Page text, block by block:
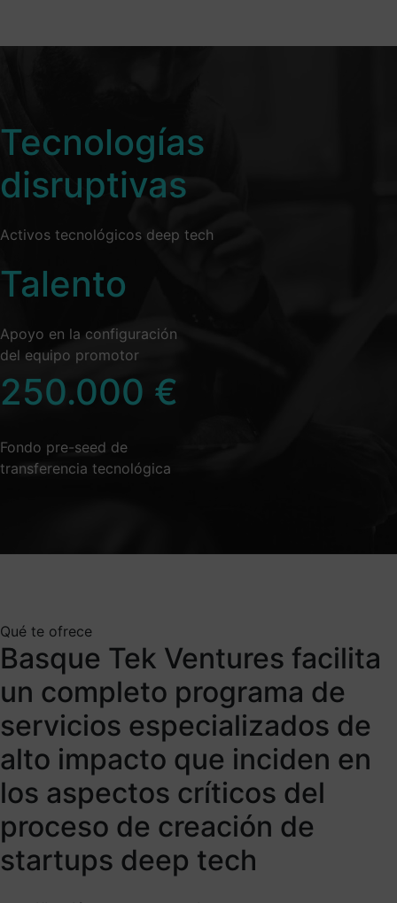
Tecnologías
disruptivas
Activos tecnológicos deep tech
Talento
Apoyo en la configuración
del equipo promotor
250.000 €
Fondo pre-seed de
transferencia tecnológica
Qué te ofrece
Basque Tek Ventures facilita
un completo programa de
servicios especializados de
alto impacto que inciden en
los aspectos críticos del
proceso de creación de
startups deep tech